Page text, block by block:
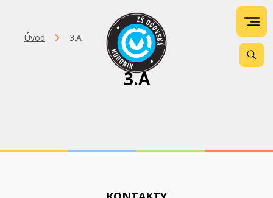
Úvod 3.A
3.A